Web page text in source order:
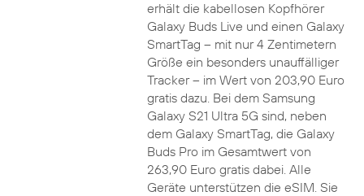
erhält die kabellosen Kopfhörer
Galaxy Buds Live und einen Galaxy
SmartTag – mit nur 4 Zentimetern
Größe ein besonders unauffälliger
Tracker – im Wert von 203,90 Euro
gratis dazu. Bei dem Samsung
Galaxy S21 Ultra 5G sind, neben
dem Galaxy SmartTag, die Galaxy
Buds Pro im Gesamtwert von
263,90 Euro gratis dabei. Alle
Geräte unterstützen die eSIM. Sie